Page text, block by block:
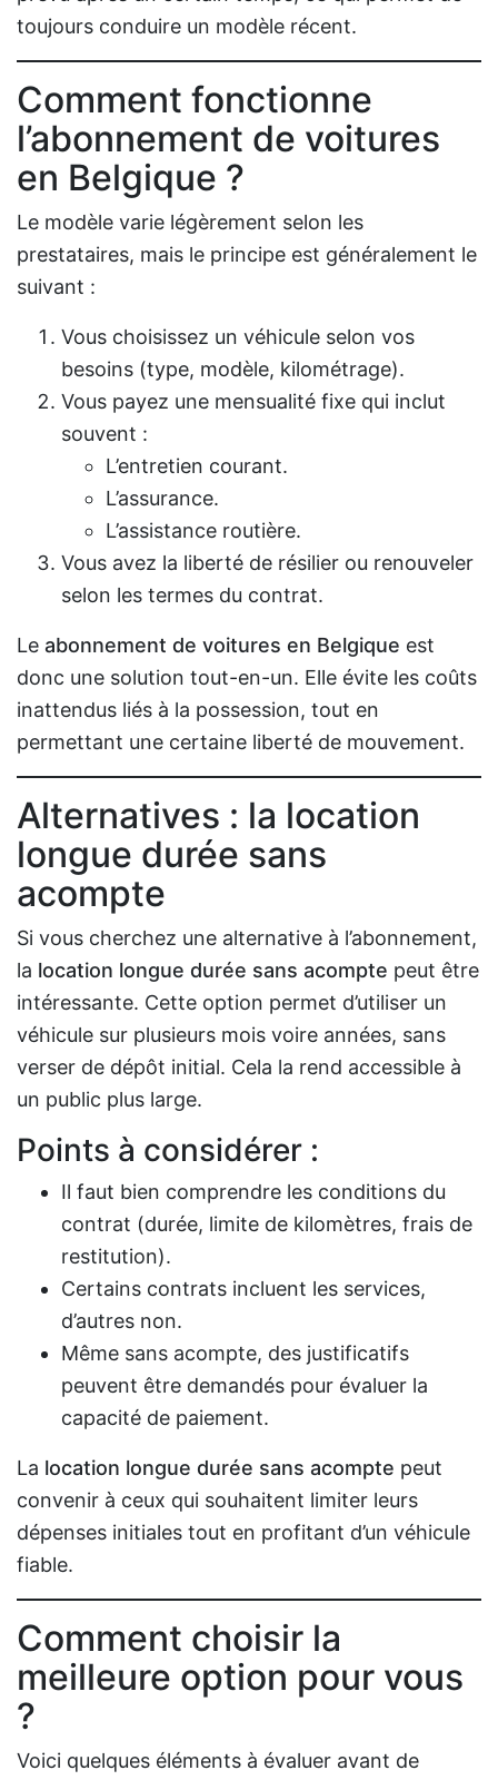
toujours conduire un modèle récent.
Comment fonctionne
l’abonnement de voitures
en Belgique ?
Le modèle varie légèrement selon les
prestataires, mais le principe est généralement le
suivant :
Vous choisissez un véhicule selon vos
besoins (type, modèle, kilométrage).
Vous payez une mensualité fixe qui inclut
souvent :
L’entretien courant.
L’assurance.
L’assistance routière.
Vous avez la liberté de résilier ou renouveler
selon les termes du contrat.
Le abonnement de voitures en Belgique est
donc une solution tout-en-un. Elle évite les coûts
inattendus liés à la possession, tout en
permettant une certaine liberté de mouvement.
Alternatives : la location
longue durée sans
acompte
Si vous cherchez une alternative à l’abonnement,
la location longue durée sans acompte peut être
intéressante. Cette option permet d’utiliser un
véhicule sur plusieurs mois voire années, sans
verser de dépôt initial. Cela la rend accessible à
un public plus large.
Points à considérer :
Il faut bien comprendre les conditions du
contrat (durée, limite de kilomètres, frais de
restitution).
Certains contrats incluent les services,
d’autres non.
Même sans acompte, des justificatifs
peuvent être demandés pour évaluer la
capacité de paiement.
La location longue durée sans acompte peut
convenir à ceux qui souhaitent limiter leurs
dépenses initiales tout en profitant d’un véhicule
fiable.
Comment choisir la
meilleure option pour vous
?
Voici quelques éléments à évaluer avant de